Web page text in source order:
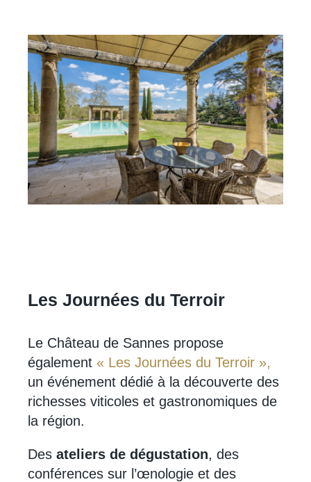
Les Journées du Terroir
Le Château de Sannes propose
également « Les Journées du Terroir »,
un événement dédié à la découverte des
richesses viticoles et gastronomiques de
la région.
Des ateliers de dégustation, des
conférences sur l’œnologie et des